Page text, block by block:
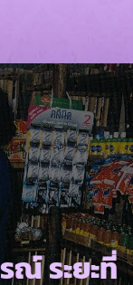
ณ์ ระยะที่